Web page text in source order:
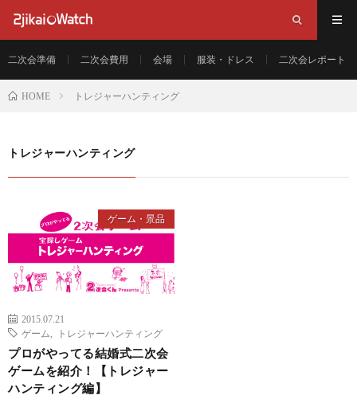
二次会準備 二次会費用 会場 服装・ドレス 二次会レポート
HOME トレジャーハンティング
トレジャーハンティング
ゲーム・景品
2015.07.21
ゲーム
トレジャーハンティング
プロがやってる結婚式二次会
ゲームを紹介！【トレジャー
ハンティング編】